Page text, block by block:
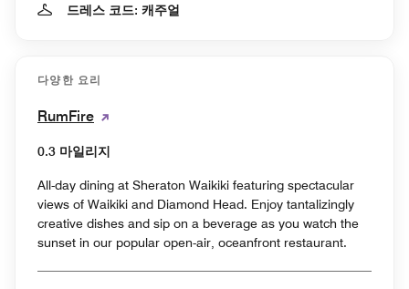
드레스 코드: 캐주얼
다양한 요리
RumFire
0.3 마일리지
All-day dining at Sheraton Waikiki featuring spectacular
views of Waikiki and Diamond Head. Enjoy tantalizingly
creative dishes and sip on a beverage as you watch the
sunset in our popular open-air, oceanfront restaurant.